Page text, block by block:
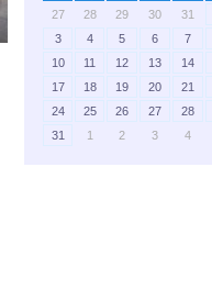
27 28 29 30 31
3
4 5 6 7
10
11 12 13 14
17
18 19 20 21
24
25 26 27 28
31
1 2 3 4